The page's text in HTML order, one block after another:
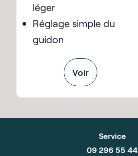
léger
Réglage simple du
guidon
Voir
Service
09 296 55 44